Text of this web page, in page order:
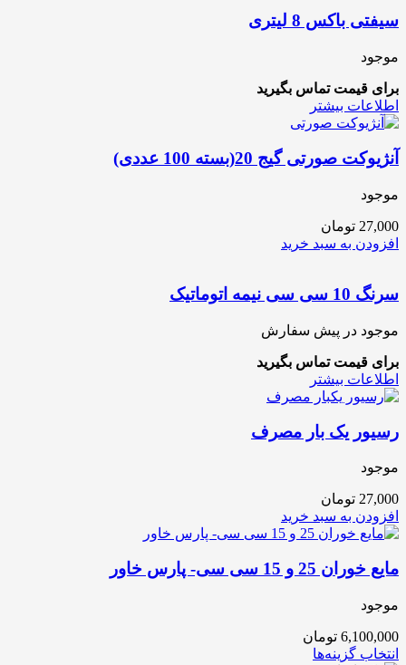
سیفتی باکس 8 لیتری
موجود
برای قیمت تماس بگیرید
اطلاعات بیشتر
آنژیوکت صورتی گیج 20(بسته 100 عددی)
موجود
27,000 تومان
افزودن به سبد خرید
سرنگ 10 سی سی نیمه اتوماتیک
موجود در پیش سفارش
برای قیمت تماس بگیرید
اطلاعات بیشتر
رسیور یک بار مصرف
موجود
27,000 تومان
افزودن به سبد خرید
مایع خوران 25 و 15 سی سی- پارس خاور
موجود
6,100,000 تومان
انتخاب گزینه‌ها